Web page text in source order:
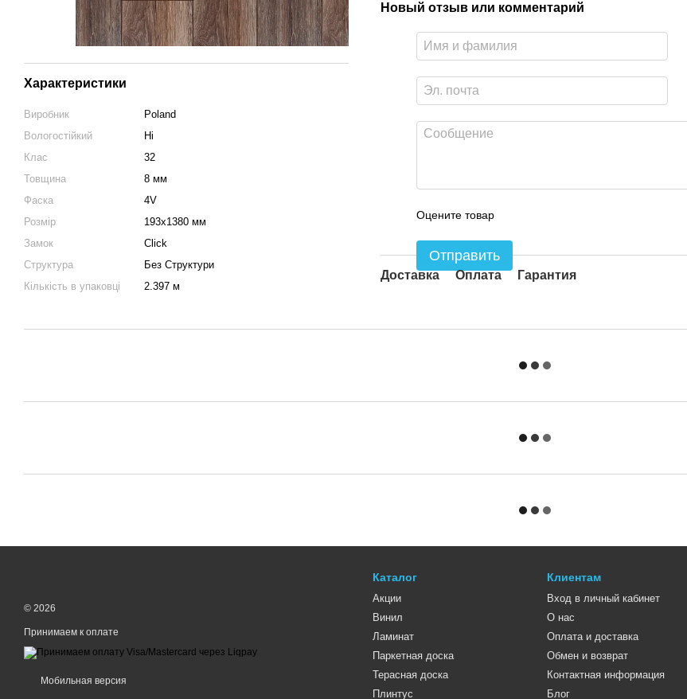
Характеристики
Виробник
Poland
Вологостійкий
Ні
Клас
32
Товщина
8 мм
Фаска
4V
Розмір
193х1380 мм
Замок
Click
Структура
Без Структури
Кількість в упаковці
2.397 м
Новый отзыв или комментарий
Оцените товар
Отправить
Доставка Оплата Гарантия
© 2026
Принимаем к оплате
Мобильная версия
Каталог
Акции
Винил
Ламинат
Паркетная доска
Терасная доска
Плинтус
Клиентам
Вход в личный кабинет
О нас
Оплата и доставка
Обмен и возврат
Контактная информация
Блог